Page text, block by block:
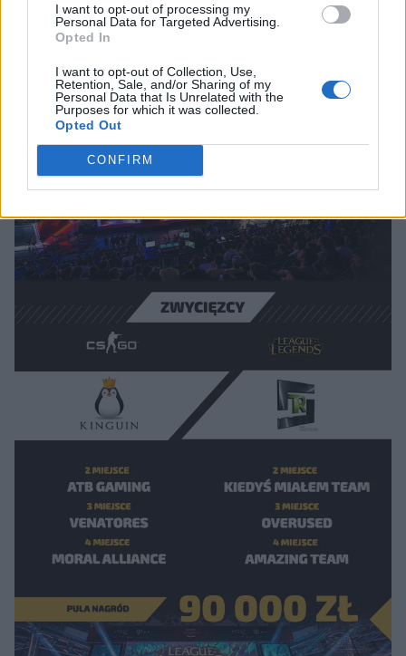
I want to opt-out of processing my
Personal Data for Targeted Advertising.
Opted In
I want to opt-out of Collection, Use,
Retention, Sale, and/or Sharing of my
Personal Data that Is Unrelated with the
Purposes for which it was collected.
Opted Out
CONFIRM